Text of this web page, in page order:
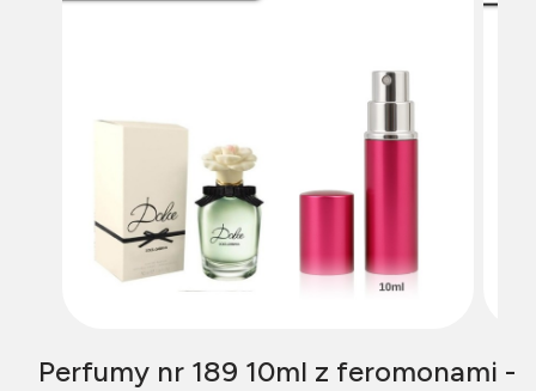
Perfumy nr 189 10ml z feromonami -